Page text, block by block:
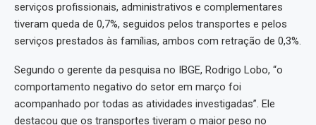
serviços profissionais, administrativos e complementares
tiveram queda de 0,7%, seguidos pelos transportes e pelos
serviços prestados às famílias, ambos com retração de 0,3%.
Segundo o gerente da pesquisa no IBGE, Rodrigo Lobo, “o
comportamento negativo do setor em março foi
acompanhado por todas as atividades investigadas”. Ele
destacou que os transportes tiveram o maior peso no